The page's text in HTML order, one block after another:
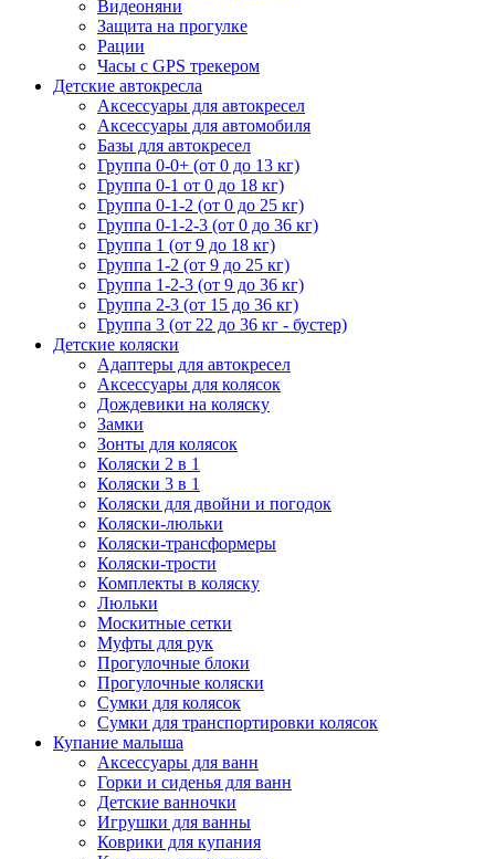
Видеоняни
Защита на прогулке
Рации
Часы с GPS трекером
Детские автокресла
Аксессуары для автокресел
Аксессуары для автомобиля
Базы для автокресел
Группа 0-0+ (от 0 до 13 кг)
Группа 0-1 от 0 до 18 кг)
Группа 0-1-2 (от 0 до 25 кг)
Группа 0-1-2-3 (от 0 до 36 кг)
Группа 1 (от 9 до 18 кг)
Группа 1-2 (от 9 до 25 кг)
Группа 1-2-3 (от 9 до 36 кг)
Группа 2-3 (от 15 до 36 кг)
Группа 3 (от 22 до 36 кг - бустер)
Детские коляски
Адаптеры для автокресел
Аксессуары для колясок
Дождевики на коляску
Замки
Зонты для колясок
Коляски 2 в 1
Коляски 3 в 1
Коляски для двойни и погодок
Коляски-люльки
Коляски-трансформеры
Коляски-трости
Комплекты в коляску
Люльки
Москитные сетки
Муфты для рук
Прогулочные блоки
Прогулочные коляски
Сумки для колясок
Сумки для транспортировки колясок
Купание малыша
Аксессуары для ванн
Горки и сиденья для ванн
Детские ванночки
Игрушки для ванны
Коврики для купания